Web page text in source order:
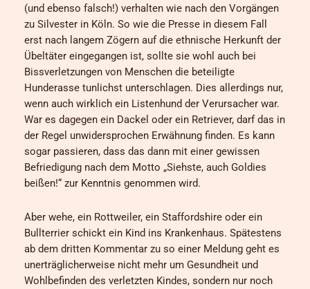
(und ebenso falsch!) verhalten wie nach den Vorgängen
zu Silvester in Köln. So wie die Presse in diesem Fall
erst nach langem Zögern auf die ethnische Herkunft der
Übeltäter eingegangen ist, sollte sie wohl auch bei
Bissverletzungen von Menschen die beteiligte
Hunderasse tunlichst unterschlagen. Dies allerdings nur,
wenn auch wirklich ein Listenhund der Verursacher war.
War es dagegen ein Dackel oder ein Retriever, darf das in
der Regel unwidersprochen Erwähnung finden. Es kann
sogar passieren, dass das dann mit einer gewissen
Befriedigung nach dem Motto „Siehste, auch Goldies
beißen!“ zur Kenntnis genommen wird.
Aber wehe, ein Rottweiler, ein Staffordshire oder ein
Bullterrier schickt ein Kind ins Krankenhaus. Spätestens
ab dem dritten Kommentar zu so einer Meldung geht es
unerträglicherweise nicht mehr um Gesundheit und
Wohlbefinden des verletzten Kindes, sondern nur noch